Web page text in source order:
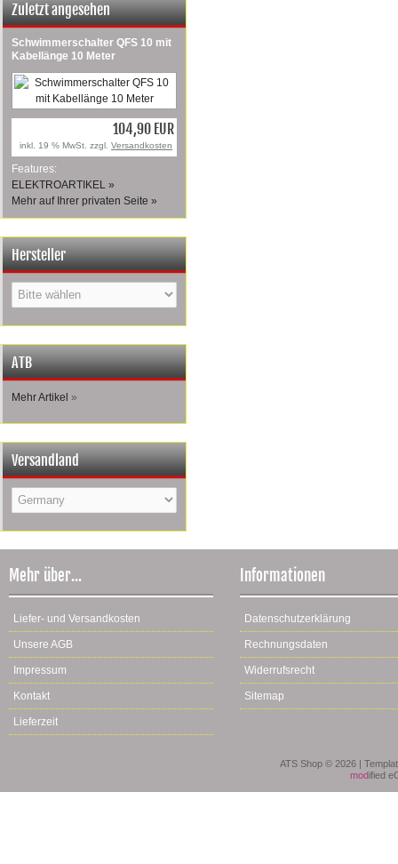
Zuletzt angesehen
Schwimmerschalter QFS 10 mit
Kabellänge 10 Meter
104,90 EUR
inkl. 19 % MwSt. zzgl. Versandkosten
Features:
ELEKTROARTIKEL »
Mehr auf Ihrer privaten Seite »
Hersteller
ATB
Mehr Artikel »
Versandland
Mehr über...
Liefer- und Versandkosten
Unsere AGB
Impressum
Kontakt
Lieferzeit
Informationen
Datenschutzerklärung
Rechnungsdaten
Widerrufsrecht
Sitemap
ATS Shop © 2026 |
modified